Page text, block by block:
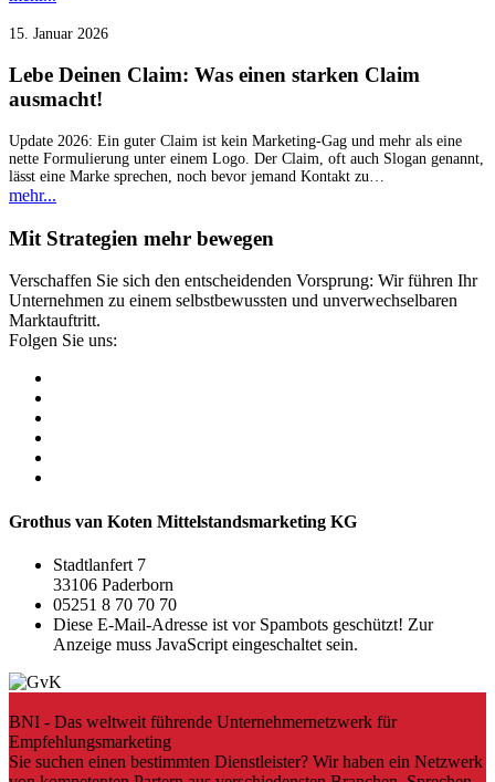
15. Januar 2026
Lebe Deinen Claim: Was einen starken Claim
ausmacht!
Update 2026: Ein guter Claim ist kein Marketing-Gag und mehr als eine
nette Formulierung unter einem Logo. Der Claim, oft auch Slogan genannt,
lässt eine Marke sprechen, noch bevor jemand Kontakt zu…
mehr...
Mit Strategien mehr bewegen
Verschaffen Sie sich den entscheidenden Vorsprung: Wir führen Ihr
Unternehmen zu einem selbstbewussten und unverwechselbaren
Marktauftritt.
Folgen Sie uns:
Grothus van Koten Mittelstandsmarketing KG
Stadtlanfert 7
33106 Paderborn
05251 8 70 70 70
Diese E-Mail-Adresse ist vor Spambots geschützt! Zur
Anzeige muss JavaScript eingeschaltet sein.
BNI - Das weltweit führende Unternehmer­netzwerk für
Empfehlungsmarketing
Sie suchen einen bestimmten Dienstleister? Wir haben ein Netzwerk